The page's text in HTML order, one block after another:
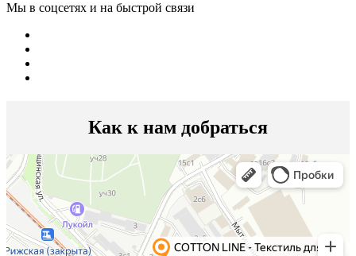
Мы в соцсетях и на быстрой связи
Как к нам добраться